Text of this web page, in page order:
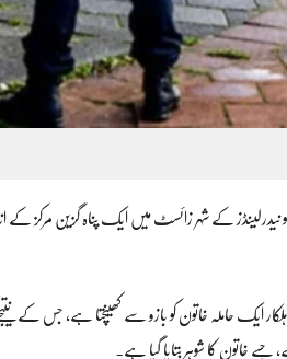
میڈیا رپورٹس کے مطابق یہ واقعہ 19 مئی کو نیدرلینڈز کے شہر زائسٹ میں
ایک حاملہ خاتون کو بازو سے کھینچتا ہے، جس کے
جسے خاتون کا شوہر بتایا گیا ہے۔